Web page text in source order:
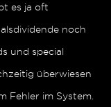
es ja oft
noch
und special
überwiesen
Fehler im System.